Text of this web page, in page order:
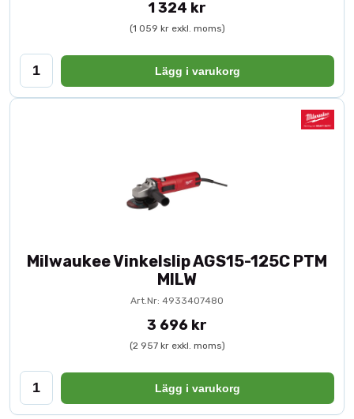
1 324 kr
(1 059 kr exkl. moms)
Lägg i varukorg
Milwaukee Vinkelslip AGS15-125C PTM
MILW
Art.Nr: 4933407480
3 696 kr
(2 957 kr exkl. moms)
Lägg i varukorg